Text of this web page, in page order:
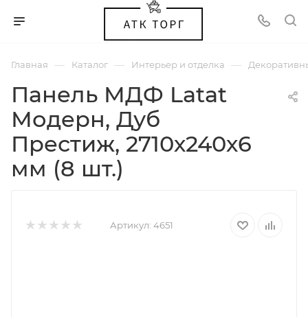
Главная — Каталог — Интерьер и отделка —
Панель МДФ Latat
Модерн, Дуб
Престиж, 2710х240х6
мм (8 шт.)
Артикул: 4651